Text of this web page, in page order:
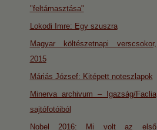
"feltámasztása"
Lokodi Imre: Egy szuszra
Magyar költészetnapi verscsokor,
2015
Máriás József: Kitépett noteszlapok
Minerva archivum – Igazság/Faclia
sajtófotóiból
Nobel 2016: Mi volt az első